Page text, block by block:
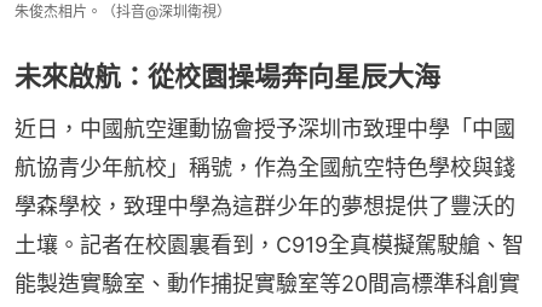
朱俊杰相片。（抖音@深圳衛視）
未來啟航：從校園操場奔向星辰大海
近日，中國航空運動協會授予深圳市致理中學「中國
航協青少年航校」稱號，作為全國航空特色學校與錢
學森學校，致理中學為這群少年的夢想提供了豐沃的
土壤。記者在校園裏看到，C919全真模擬駕駛艙、智
能製造實驗室、動作捕捉實驗室等20間高標準科創實